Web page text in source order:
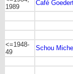
1989
Café
<=1948-
49
Schou